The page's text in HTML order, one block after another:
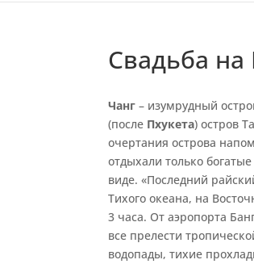
Свадьба на
Чанг – изумрудный
(после Пхукета) остров
очертания острова
отдыхали только
виде. «Последний
Тихого океана, на
3 часа. От аэропорта
все прелести
водопады, тихие